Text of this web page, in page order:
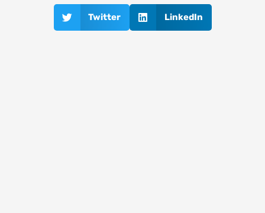
Twitter LinkedIn